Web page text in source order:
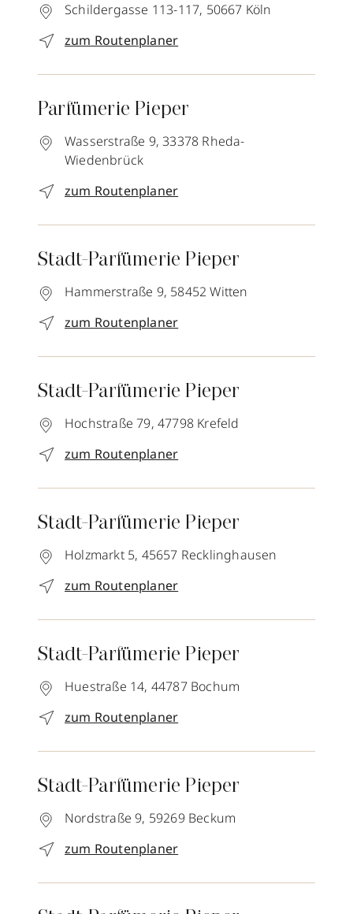
Schildergasse 113-117, 50667 Köln
zum Routenplaner
Parfümerie Pieper
Wasserstraße 9, 33378 Rheda-
Wiedenbrück
zum Routenplaner
Stadt-Parfümerie Pieper
Hammerstraße 9, 58452 Witten
zum Routenplaner
Stadt-Parfümerie Pieper
Hochstraße 79, 47798 Krefeld
zum Routenplaner
Stadt-Parfümerie Pieper
Holzmarkt 5, 45657 Recklinghausen
zum Routenplaner
Stadt-Parfümerie Pieper
Huestraße 14, 44787 Bochum
zum Routenplaner
Stadt-Parfümerie Pieper
Nordstraße 9, 59269 Beckum
zum Routenplaner